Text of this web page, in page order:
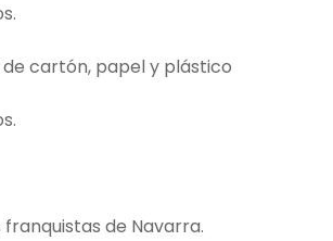
cartón, papel y plástico
de Navarra.